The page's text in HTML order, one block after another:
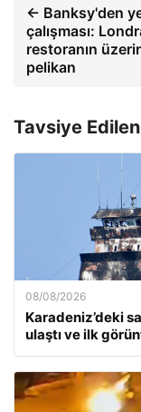
← Banksy'den
çalışması:
restoranın
pelikan
Tavsiye
08/08/2026
Karadeniz’deki
ulaştı ve ilk